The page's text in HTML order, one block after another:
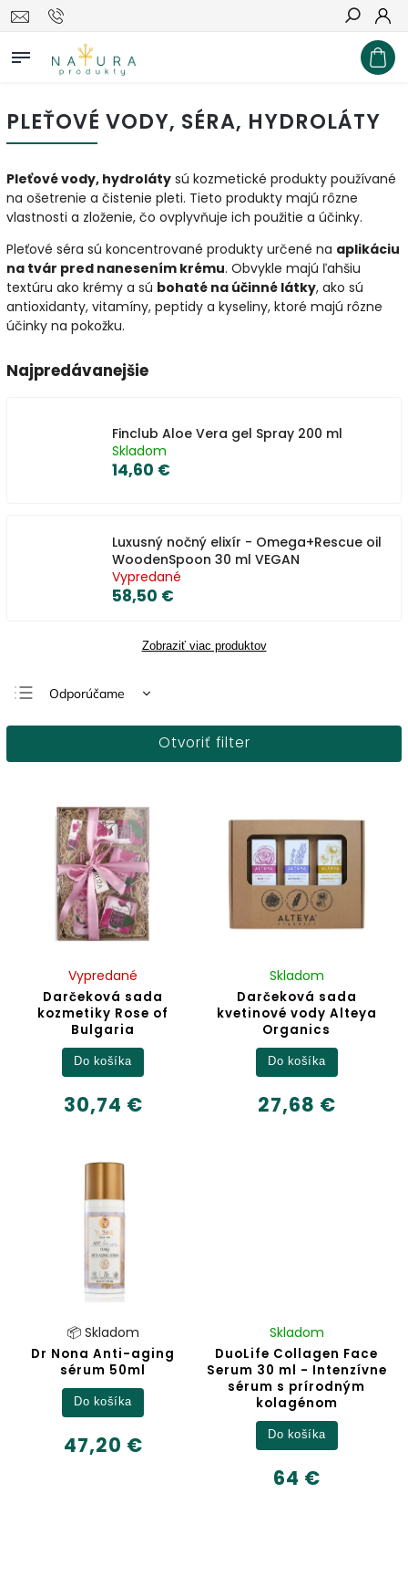
Hľadať
PLEŤOVÉ VODY, SÉRA, HYDROLÁTY
Pleťové vody, hydroláty sú kozmetické produkty používané
na ošetrenie a čistenie pleti. Tieto produkty majú rôzne
vlastnosti a zloženie, čo ovplyvňuje ich použitie a účinky.
Pleťové séra sú koncentrované produkty určené na aplikáciu
na tvár pred nanesením krému. Obvykle majú ľahšiu
textúru ako krémy a sú bohaté na účinné látky, ako sú
antioxidanty, vitamíny, peptidy a kyseliny, ktoré majú rôzne
účinky na pokožku.
Najpredávanejšie
Finclub Aloe Vera gel Spray 200 ml
Skladom
14,60 €
Luxusný nočný elixír - Omega+Rescue oil
WoodenSpoon 30 ml VEGAN
Vypredané
58,50 €
Zobraziť viac produktov
Odporúčame
Najlacnejšie
Abecedne
Otvoriť filter
Darčeková sada
kozmetiky Rose of
Bulgaria
Vypredané
30,74 €
Do košíka
Darčeková sada
kvetinové vody Alteya
Organics
Skladom
27,68 €
Do košíka
Dr Nona Anti-aging
sérum 50ml
📦 Skladom
47,20 €
Do košíka
DuoLife Collagen Face
Serum 30 ml - Intenzívne
sérum s prírodným
kolagénom
Skladom
64 €
Do košíka